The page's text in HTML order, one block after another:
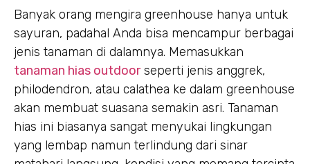
Banyak orang mengira greenhouse hanya untuk
sayuran, padahal Anda bisa mencampur berbagai
jenis tanaman di dalamnya. Memasukkan
tanaman hias outdoorseperti jenis anggrek,
philodendron, atau calathea ke dalam greenhouse
akan membuat suasana semakin asri. Tanaman
hias ini biasanya sangat menyukai lingkungan
yang lembap namun terlindung dari sinar